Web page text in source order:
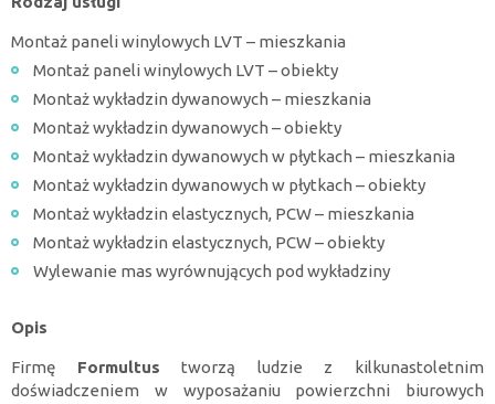
Montaż paneli winylowych LVT – mieszkania
Montaż paneli winylowych LVT – obiekty
Montaż wykładzin dywanowych – mieszkania
Montaż wykładzin dywanowych – obiekty
Montaż wykładzin dywanowych w płytkach – mieszkania
Montaż wykładzin dywanowych w płytkach – obiekty
Montaż wykładzin elastycznych, PCW – mieszkania
Montaż wykładzin elastycznych, PCW – obiekty
Wylewanie mas wyrównujących pod wykładziny
Opis
Firmę Formultus tworzą ludzie z kilkunastoletnim
doświadczeniem w wyposażaniu powierzchni biurowych